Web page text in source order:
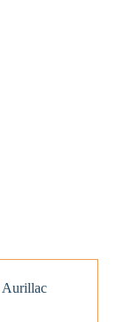
Aurillac